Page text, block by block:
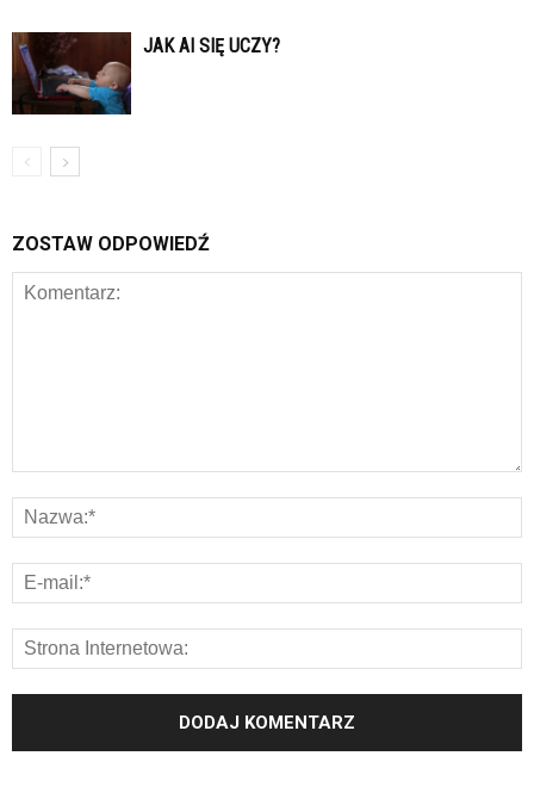
JAK AI SIĘ UCZY?
ZOSTAW ODPOWIEDŹ